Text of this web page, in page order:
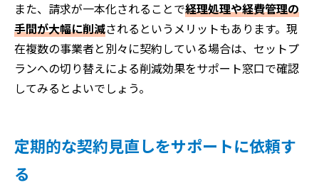
また、請求が一本化されることで経理処理や経費管理の
手間が大幅に削減されるというメリットもあります。現
在複数の事業者と別々に契約している場合は、セットプ
ランへの切り替えによる削減効果をサポート窓口で確認
してみるとよいでしょう。
定期的な契約見直しをサポートに依頼す
る